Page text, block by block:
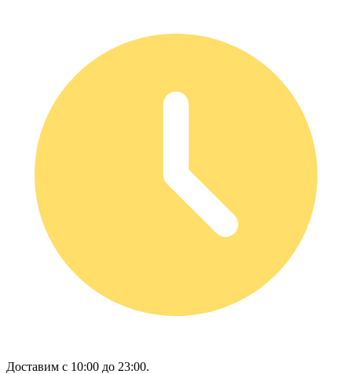
Доставим с 10:00 до 23:00.